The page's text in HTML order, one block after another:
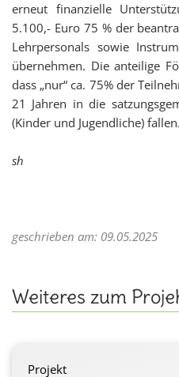
erneut finanzielle
5.100,- Euro 75 % der
Lehrpersonals sowie
übernehmen. Die anteilige
dass „nur“ ca. 75% der
21 Jahren in die
(Kinder und Jugendliche) fallen.
sh
geschrieben am: 09.05.2025
Weiteres zum
Projekt